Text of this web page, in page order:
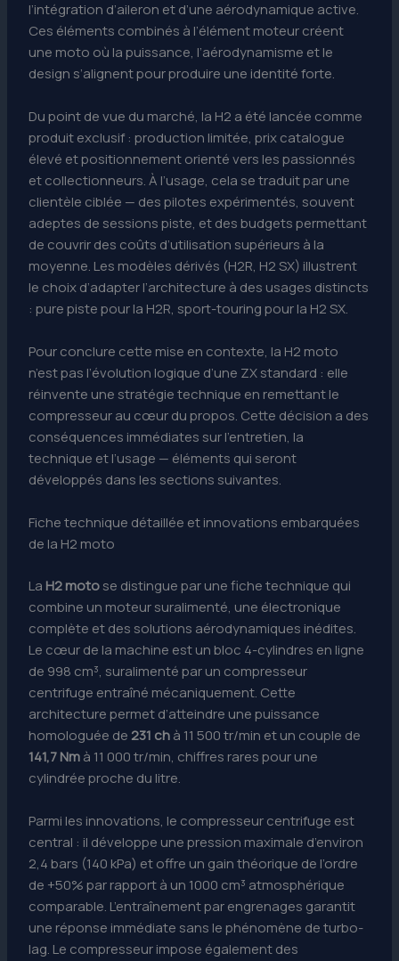
l’intégration d’aileron et d’une aérodynamique active.
Ces éléments combinés à l’élément moteur créent
une moto où la puissance, l’aérodynamisme et le
design s’alignent pour produire une identité forte.
Du point de vue du marché, la H2 a été lancée comme
produit exclusif : production limitée, prix catalogue
élevé et positionnement orienté vers les passionnés
et collectionneurs. À l’usage, cela se traduit par une
clientèle ciblée — des pilotes expérimentés, souvent
adeptes de sessions piste, et des budgets permettant
de couvrir des coûts d’utilisation supérieurs à la
moyenne. Les modèles dérivés (H2R, H2 SX) illustrent
le choix d’adapter l’architecture à des usages distincts
: pure piste pour la H2R, sport-touring pour la H2 SX.
Pour conclure cette mise en contexte, la H2 moto
n’est pas l’évolution logique d’une ZX standard : elle
réinvente une stratégie technique en remettant le
compresseur au cœur du propos. Cette décision a des
conséquences immédiates sur l’entretien, la
technique et l’usage — éléments qui seront
développés dans les sections suivantes.
Fiche technique détaillée et innovations embarquées
de la H2 moto
La H2 motose distingue par une fiche technique qui
combine un moteur suralimenté, une électronique
complète et des solutions aérodynamiques inédites.
Le cœur de la machine est un bloc 4-cylindres en ligne
de 998 cm³, suralimenté par un compresseur
centrifuge entraîné mécaniquement. Cette
architecture permet d’atteindre une puissance
homologuée de 231 chà 11 500 tr/min et un couple de
141,7 Nmà 11 000 tr/min, chiffres rares pour une
cylindrée proche du litre.
Parmi les innovations, le compresseur centrifuge est
central : il développe une pression maximale d’environ
2,4 bars (140 kPa) et offre un gain théorique de l’ordre
de +50% par rapport à un 1000 cm³ atmosphérique
comparable. L’entraînement par engrenages garantit
une réponse immédiate sans le phénomène de turbo-
lag. Le compresseur impose également des